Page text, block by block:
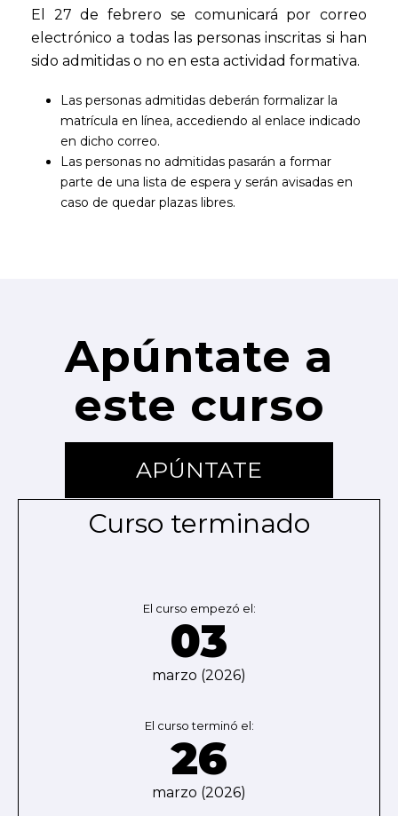
El 27 de febrero se comunicará por correo
electrónico a todas las personas inscritas si han
sido admitidas o no en esta actividad formativa.
Las personas admitidas deberán formalizar la
matrícula en línea, accediendo al enlace indicado
en dicho correo.
Las personas no admitidas pasarán a formar
parte de una lista de espera y serán avisadas en
caso de quedar plazas libres.
Apúntate a
este curso
APÚNTATE
Curso terminado
El curso empezó el:
03
marzo (2026)
El curso terminó el:
26
marzo (2026)